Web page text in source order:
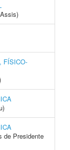
FÍSICO-
de Presidente